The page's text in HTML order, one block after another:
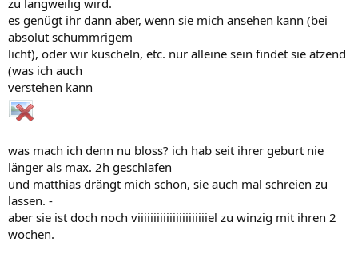
es genügt ihr dann aber, wenn sie mich ansehen kann (bei
absolut schummrigem
licht), oder wir kuscheln, etc. nur alleine sein findet sie ätzend
(was ich auch
verstehen kann
was mach ich denn nu bloss? ich hab seit ihrer geburt nie
länger als max. 2h geschlafen
und matthias drängt mich schon, sie auch mal schreien zu
lassen. -
aber sie ist doch noch viiiiiiiiiiiiiiiiiiiiiiel zu winzig mit ihren 2
wochen.